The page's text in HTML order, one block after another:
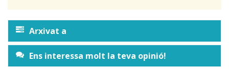
Arxivat a
Ens interessa molt la teva opinió!